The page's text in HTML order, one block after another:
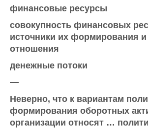
финансовые ресурсы
совокупность финансовых
источники их формирования
отношения
денежные потоки
—
Неверно, что к вариантам
формирования оборотных
организации относят …